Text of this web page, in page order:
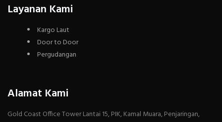
Layanan Kami
Kargo Laut
Door to Door
Pergudangan
Alamat Kami
Gold Coast Office Tower Lantai 15, PIK, Kamal Muara, Penjaringan,